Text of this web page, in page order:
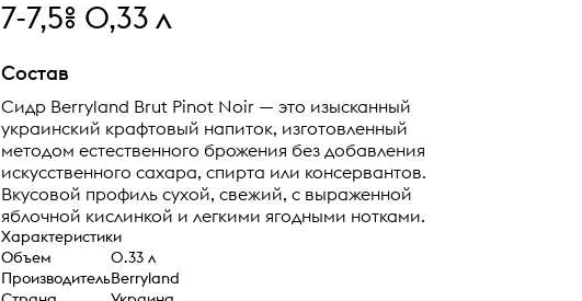
7-7,5% 0,33 л
Состав
Сидр Berryland Brut Pinot Noir — это изысканный
украинский крафтовый напиток, изготовленный
методом естественного брожения без добавления
искусственного сахара, спирта или консервантов.
Вкусовой профиль сухой, свежий, с выраженной
яблочной кислинкой и легкими ягодными нотками.
Характеристики
Объем
0.33 л
ПроизводительBerryland